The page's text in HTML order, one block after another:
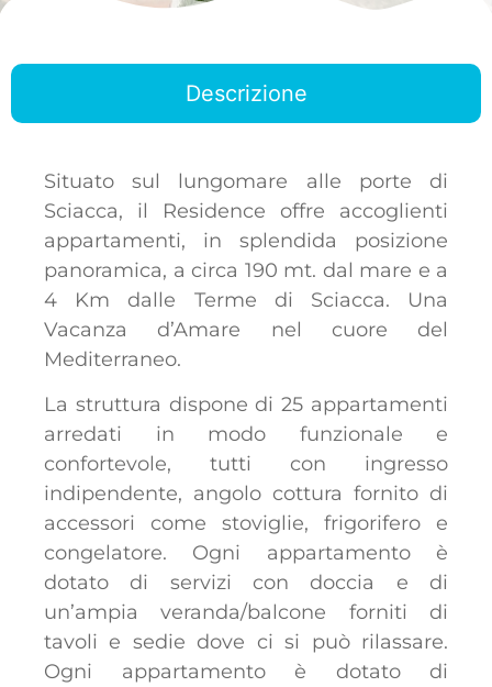
Descrizione
Situato sul lungomare alle porte di
Sciacca, il Residence offre accoglienti
appartamenti, in splendida posizione
panoramica, a circa 190 mt. dal mare e a
4 Km dalle Terme di Sciacca. Una
Vacanza d’Amare nel cuore del
Mediterraneo.
La struttura dispone di 25 appartamenti
arredati in modo funzionale e
confortevole, tutti con ingresso
indipendente, angolo cottura fornito di
accessori come stoviglie, frigorifero e
congelatore. Ogni appartamento è
dotato di servizi con doccia e di
un’ampia veranda/balcone forniti di
tavoli e sedie dove ci si può rilassare.
Ogni appartamento è dotato di